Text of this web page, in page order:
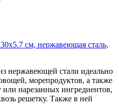
см, нержавеющая сталь,
нержавеющей стали идеально
морепродуктов, а также
нарезанных ингредиентов,
решетку. Также в ней